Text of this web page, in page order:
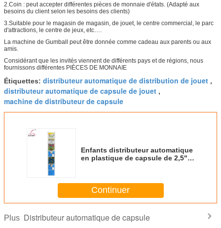
2.Coin : peut accepter différentes pièces de monnaie d'états. (Adapté aux
besoins du client selon les besoins des clients)
3.Suitable pour le magasin de magasin, de jouet, le centre commercial, le parc
d'attractions, le centre de jeux, etc….
La machine de Gumball peut être donnée comme cadeau aux parents ou aux
amis.
Considérant que les invités viennent de différents pays et de régions, nous
fournissons différentes PIÈCES DE MONNAIE
Étiquettes: distributeur automatique de distribution de jouet ,
distributeur automatique de capsule de jouet ,
machine de distributeur de capsule
Enfants distributeur automatique
en plastique de capsule de 2,5"
Continuer
Plus Distributeur automatique de capsule